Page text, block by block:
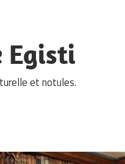
Egisti
et notules.